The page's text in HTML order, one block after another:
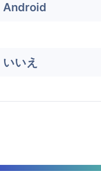
Android
いいえ